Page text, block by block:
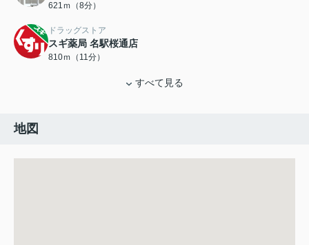
621ｍ（8分）
ドラッグストア
スギ薬局 名駅桜通店
810ｍ（11分）
すべて見る
地図